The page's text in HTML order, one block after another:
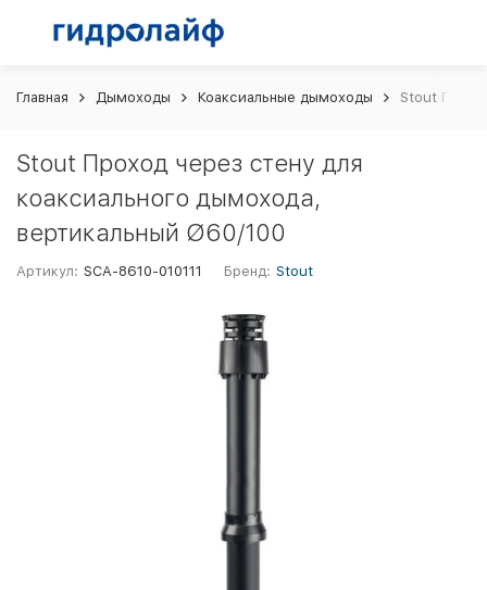
Главная Дымоходы Коаксиальные дымоходы Stout
Stout Проход через стену для
коаксиального дымохода,
вертикальный Ø60/100
Артикул: SCA-8610-010111 Бренд: Stout